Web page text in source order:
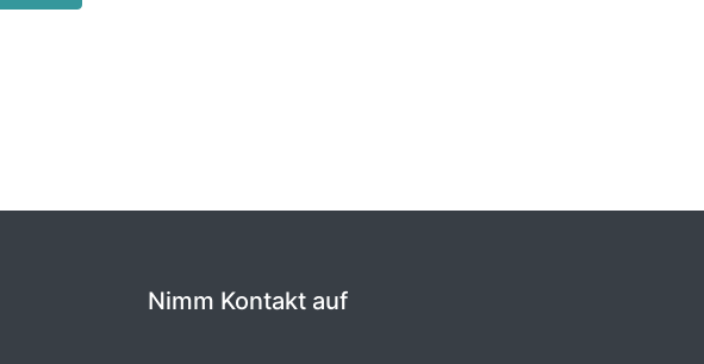
Nimm Kontakt auf